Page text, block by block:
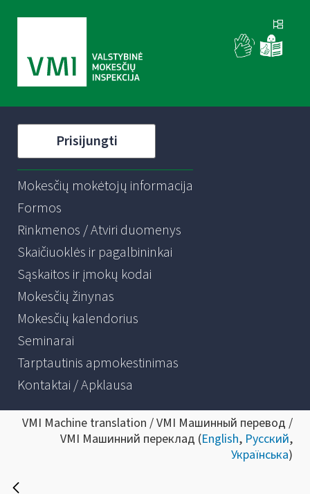
Prisijungti
Mokesčių mokėtojų informacija
Formos
Rinkmenos / Atviri duomenys
Skaičiuoklės ir pagalbininkai
Sąskaitos ir įmokų kodai
Mokesčių žinynas
Mokesčių kalendorius
Seminarai
Tarptautinis apmokestinimas
Kontaktai / Apklausa
VMI Machine translation / VMI Машинный перевод /
VMI Машинний переклад (English, Русский,
Українська)